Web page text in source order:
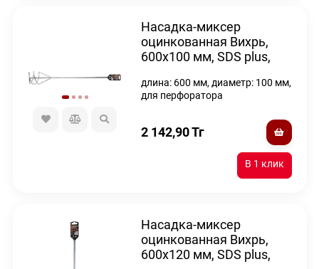
Насадка-миксер
оцинкованная Вихрь,
600х100 мм, SDS plus,
длина: 600 мм, диаметр: 100 мм,
для перфоратора
2 142,90Тг
Насадка-миксер
оцинкованная Вихрь,
600х120 мм, SDS plus,